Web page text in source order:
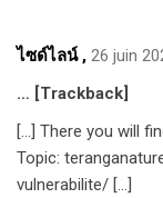
ไซด์ไลน์, 26 juin
… [Trackback]
[…] There you will
Topic:
vulnerabilite/ […]